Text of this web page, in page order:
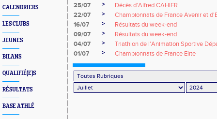
CALENDRIERS
LES CLUBS
JEUNES
BILANS
QUALIFIÉ(E)S
RÉSULTATS
BASE ATHLÉ
25/07
>
Décès d'Alfred CAHIER
22/07
>
Championnats de France Avenir et
16/07
>
Résultats du week-end
09/07
>
Résultats du week-end
04/07
>
Triathlon de l'Animation Sportive
01/07
> Championnats de France Elite